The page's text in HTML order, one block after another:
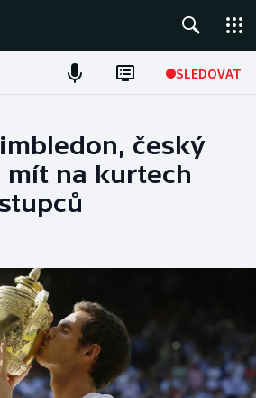
SLEDOVAT
český
mít na kurtech